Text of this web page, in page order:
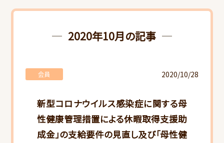
2020年10月の記事
新型コロナウイルス感染症に関する母
性健康管理措置による休暇取得支援助
成金」の支給要件の見直し及び「母性健
会員 2020/10/28